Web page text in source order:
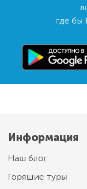
где бы
Информация
Наш блог
Горящие туры